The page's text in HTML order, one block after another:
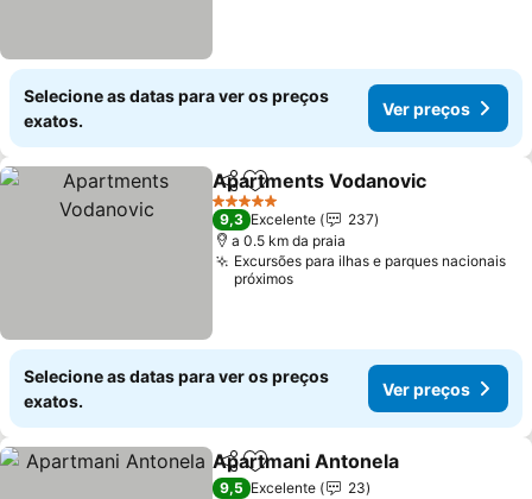
Selecione as datas para ver os preços
exatos.
Ver preços
PartilharAdicionar aos favoritos
Apartments Vodanovic
5 Estrelas
9,3 Excelente
237
a 0.5 km da praia
Excursões para ilhas e parques nacionais
próximos
Selecione as datas para ver os preços
exatos.
Ver preços
PartilharAdicionar aos favoritos
Apartmani Antonela
9,5 Excelente
23